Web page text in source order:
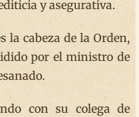
y asegurativa.
la cabeza de la Orden,
por el ministro de
con su colega de